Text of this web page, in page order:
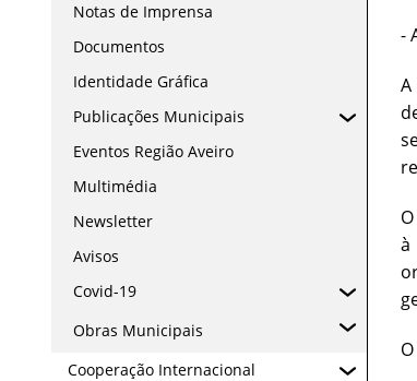
Notas de Imprensa
Documentos
Identidade Gráfica
Publicações Municipais
Eventos Região Aveiro
Multimédia
Newsletter
Avisos
Covid-19
Obras Municipais
Cooperação Internacional
-
A
à